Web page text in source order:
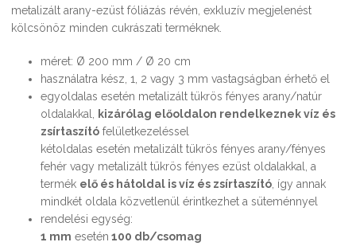
metalizált arany-ezüst fóliázás révén, exkluzív megjelenést
kölcsönöz minden cukrászati terméknek.
méret: Ø 200 mm / Ø 20 cm
használatra kész, 1, 2 vagy 3 mm vastagságban érhető el
egyoldalas esetén metalizált tükrös fényes arany/natúr
oldalakkal,
kizárólag előoldalon rendelkeznek víz és
zsírtaszítófelületkezeléssel
kétoldalas esetén metalizált tükrös fényes arany/fényes
fehér vagy metalizált tükrös fényes ezüst oldalakkal, a
termék elő és hátoldal is víz és zsírtaszító, így annak
mindkét oldala közvetlenül érintkezhet a süteménnyel
rendelési egység:
1 mm esetén 100 db/csomag